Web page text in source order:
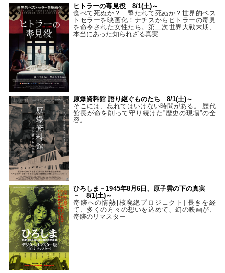
ヒトラーの毒見役 8/1(土)～
食べて死ぬか？ 撃たれて死ぬか？世界的ベス
トセラーを映画化！ナチスからヒトラーの毒見
を命令された女性たち。第二次世界大戦末期、
本当にあった知られざる真実
原爆資料館 語り継ぐものたち 8/1(土)～
そこには、忘れてはいけない時間がある。 歴代
館長が命を削って守り続けた”歴史の現場”の全
容。
ひろしま－1945年8月6日、原子雲の下の真実
－ 8/1(土)～
奇跡への情熱[核廃絶プロジェクト] 長きを経
て、多くの方々の想いを込めて、幻の映画が、
奇跡のリマスター